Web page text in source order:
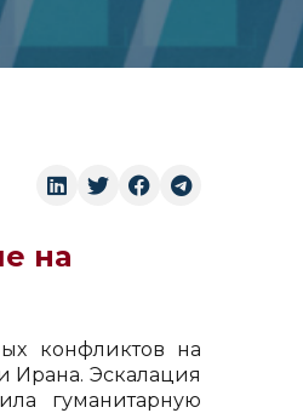
на
конфликтов на
Ирана. Эскалация
гуманитарную